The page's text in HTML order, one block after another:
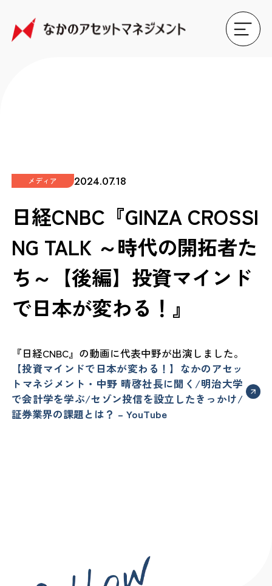
メディア 2024.07.18
日経CNBC『GINZA CROSSI
NG TALK ～時代の開拓者た
ち～【後編】投資マインド
で日本が変わる！』
『日経CNBC』の動画に代表中野が出演しました。
【投資マインドで日本が変わる！】なかのアセッ
トマネジメント・中野 晴啓社長に聞く/明治大学
で会計学を学ぶ/セゾン投信を設立したきっかけ/
証券業界の課題とは？ – YouTube